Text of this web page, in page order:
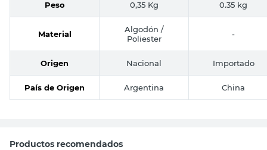
Peso 0,35 Kg 0.35 kg
Material
Algodón /
Poliester
-
Origen Nacional Importado
País de Origen Argentina China
Productos recomendados